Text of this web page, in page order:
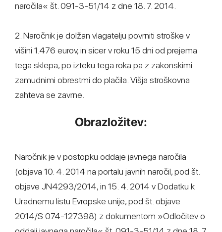
naročila« št. 091-3-51/14 z dne 18. 7. 2014.
2. Naročnik je dolžan vlagatelju povrniti stroške v
višini 1.476 eurov, in sicer v roku 15 dni od prejema
tega sklepa, po izteku tega roka pa z zakonskimi
zamudnimi obrestmi do plačila. Višja stroškovna
zahteva se zavrne.
Obrazložitev:
Naročnik je v postopku oddaje javnega naročila
(objava 10. 4. 2014 na portalu javnih naročil, pod št.
objave JN4293/2014, in 15. 4. 2014 v Dodatku k
Uradnemu listu Evropske unije, pod št. objave
2014/S 074-127398) z dokumentom »Odločitev o